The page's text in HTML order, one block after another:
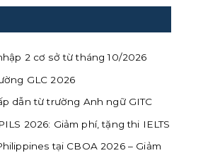
2 cơ sở từ tháng 10/2026
GLC 2026
dẫn từ trường Anh ngữ GITC
2026: Giảm phí, tặng thi IELTS
tại CBOA 2026 – Giảm